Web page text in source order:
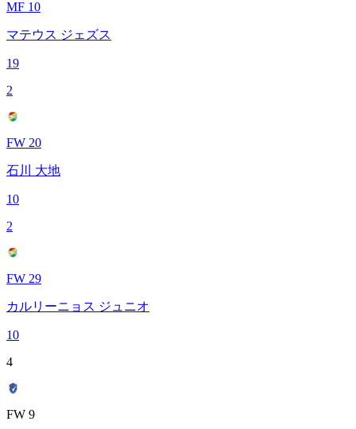
MF 10
マテウス ジェズス
19
2
FW 20
石川 大地
10
2
FW 29
カルリーニョス ジュニオ
10
4
FW 9